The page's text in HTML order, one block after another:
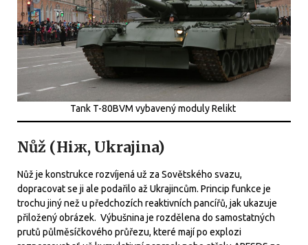
Tank T-80BVM vybavený moduly Relikt
Nůž (Ніж, Ukrajina)
Nůž je konstrukce rozvíjená už za Sovětského svazu,
dopracovat se ji ale podařilo až Ukrajincům. Princip funkce je
trochu jiný než u předchozích reaktivních pancířů, jak ukazuje
přiložený obrázek. Výbušnina je rozdělena do samostatných
prutů půlměsíčkového průřezu, které mají po explozi